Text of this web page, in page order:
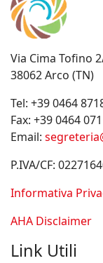
Via Cima Tofino
38062 Arco (TN)
Tel: +39 0464
Fax: +39 0464
Email:
P.IVA/CF:
Informativa
AHA Disclaimer
Link Utili